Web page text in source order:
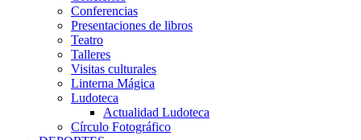
Conferencias
Presentaciones de libros
Teatro
Talleres
Visitas culturales
Linterna Mágica
Ludoteca
Actualidad Ludoteca
Círculo Fotográfico